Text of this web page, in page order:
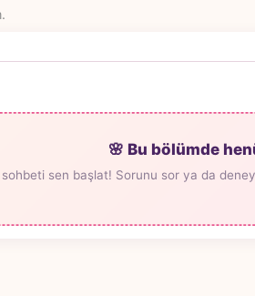
🌸 Bu bölümde
sen başlat! Sorunu sor ya da